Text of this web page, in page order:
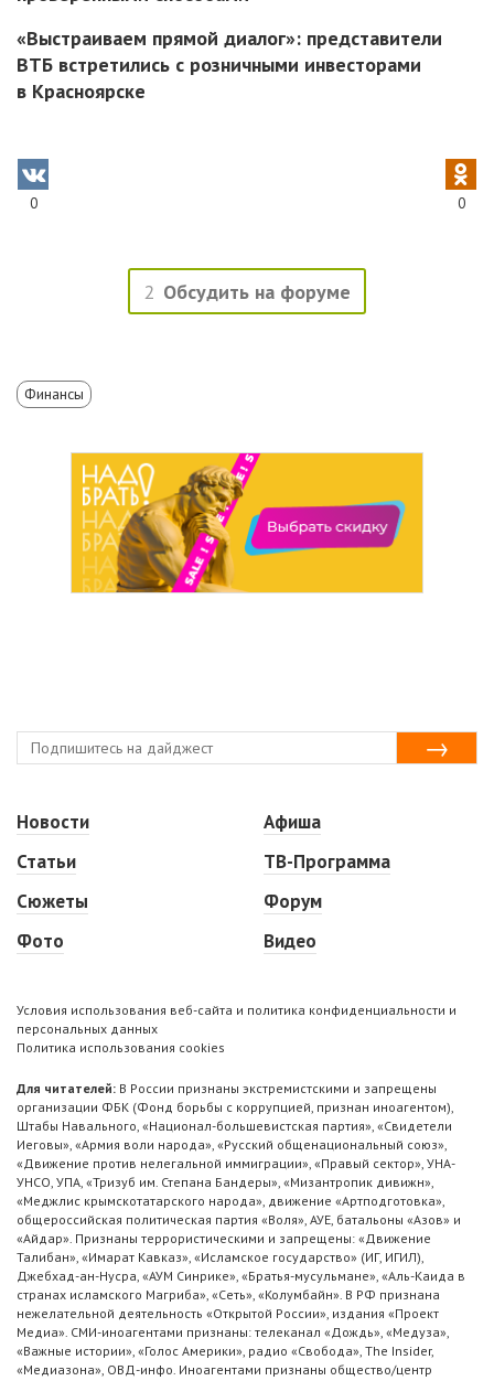
«Выстраиваем прямой диалог»: представители
ВТБ встретились с розничными инвесторами
в Красноярске
0 0
2 Обсудить на форуме
Финансы
Новости
Статьи
Сюжеты
Фото
Афиша
ТВ-Программа
Форум
Видео
Условия использования веб-сайта и политика конфиденциальности и
персональных данных
Политика использования cookies
Для читателей: В России признаны экстремистскими и запрещены
организации ФБК (Фонд борьбы с коррупцией, признан иноагентом),
Штабы Навального, «Национал-большевистская партия», «Свидетели
Иеговы», «Армия воли народа», «Русский общенациональный союз»,
«Движение против нелегальной иммиграции», «Правый сектор», УНА-
УНСО, УПА, «Тризуб им. Степана Бандеры», «Мизантропик дивижн»,
«Меджлис крымскотатарского народа», движение «Артподготовка»,
общероссийская политическая партия «Воля», АУЕ, батальоны «Азов» и
«Айдар». Признаны террористическими и запрещены: «Движение
Талибан», «Имарат Кавказ», «Исламское государство» (ИГ, ИГИЛ),
Джебхад-ан-Нусра, «АУМ Синрике», «Братья-мусульмане», «Аль-Каида в
странах исламского Магриба», «Сеть», «Колумбайн». В РФ признана
нежелательной деятельность «Открытой России», издания «Проект
Медиа». СМИ-иноагентами признаны: телеканал «Дождь», «Медуза»,
«Важные истории», «Голос Америки», радио «Свобода», The Insider,
«Медиазона», ОВД-инфо. Иноагентами признаны общество/центр